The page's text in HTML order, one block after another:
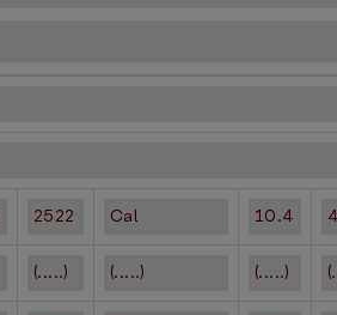
2522 Cal 10.4
(.....) (.....) (.....)